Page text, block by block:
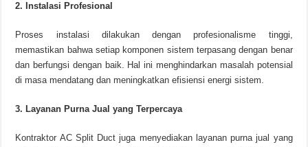
2. Instalasi Profesional
Proses instalasi dilakukan dengan profesionalisme tinggi,
memastikan bahwa setiap komponen sistem terpasang dengan benar
dan berfungsi dengan baik. Hal ini menghindarkan masalah potensial
di masa mendatang dan meningkatkan efisiensi energi sistem.
3. Layanan Purna Jual yang Terpercaya
Kontraktor AC Split Duct juga menyediakan layanan purna jual yang